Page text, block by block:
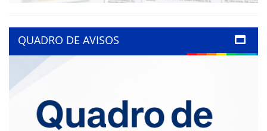
QUADRO DE AVISOS